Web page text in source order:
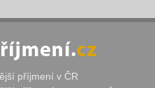
příjmení v ČR